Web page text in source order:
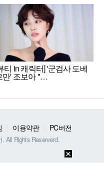
티 in 캐릭터] '군검사 도베
만' 조보아 "…
이용약관 PC버전
All Rights Reserverd.